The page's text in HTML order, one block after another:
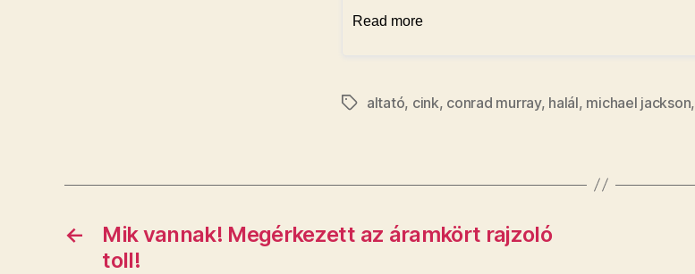
Read more
Címkék
altató, cink, conrad murray, halál, michael jackson,
←
Mik vannak! Megérkezett az áramkört rajzoló
toll!